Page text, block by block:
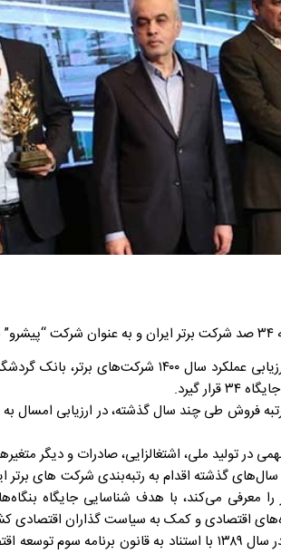
به گزارش روابط عمومی بانک گردشگری، در ارزیابی
تولید ملی، اشتغالزایی، صادرات و دیگر
را معرفی می‌کند، با هدف شناسایی جایگاه
اقتصادی و کمک به سیاست گذاران اقتصادی
بانک گردشگری به عنوان یک بانک خصوصی در سال ۱۳۸۹ با